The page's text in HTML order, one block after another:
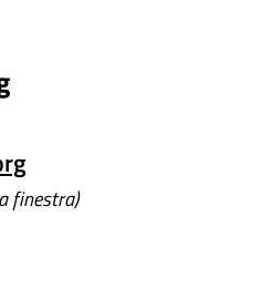
finestra)